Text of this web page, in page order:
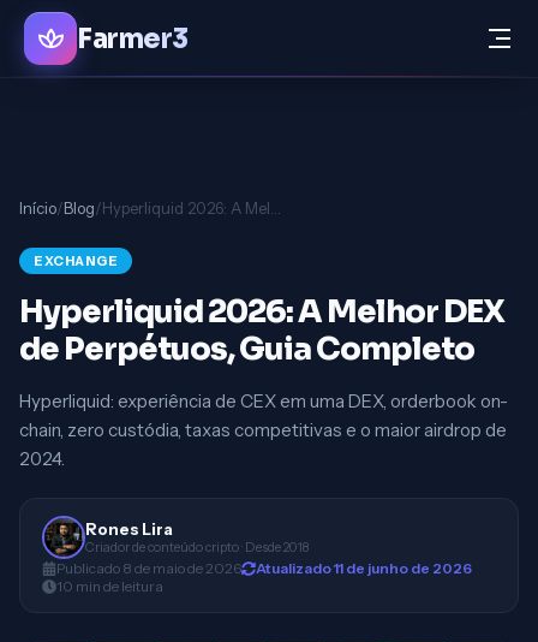
Farmer3
Início/Blog/
EXCHANGE
Hyperliquid 2026: A Melhor DEX
de Perpétuos, Guia Completo
Hyperliquid: experiência de CEX em uma DEX, orderbook on-
chain, zero custódia, taxas competitivas e o maior airdrop de
2024.
Rones Lira
Criador de conteúdo cripto · Desde 2018
Publicado 8 de maio de 2026 Atualizado11 de junho de 2026
10 min de leitura